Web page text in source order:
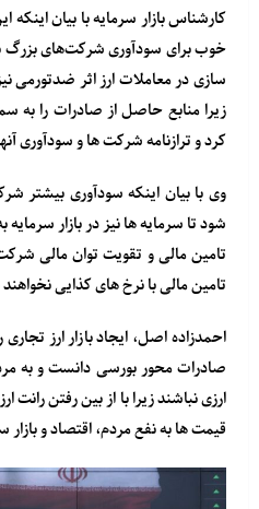
کارشناس بازار سرمایه با بیان
خوب برای سودآوری شرکت‌های
سازی در معاملات ارز اثر ضدتورمی
زیرا منابع حاصل از صادرات را
کرد و ترازنامه شرکت ها و سودآوری
وی با بیان اینکه سودآوری
شود تا سرمایه ها نیز در بازار
تامین مالی و تقویت توان مالی
تامین مالی با نرخ های کذایی
احمدزاده اصل، ایجاد بازار ارز
صادرات محور بورسی دانست و به
ارزی نباشند زیرا با از بین رفتن رانت
قیمت ها به نفع مردم، اقتصاد و بازار